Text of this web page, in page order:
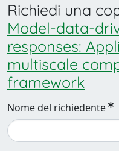
Richiedi una
Model-data-
responses:
multiscale
framework
Nome del richiedente